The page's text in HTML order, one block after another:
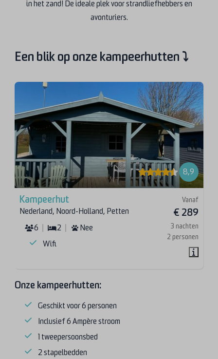
in het zand! De ideale plek voor strandliefhebbers en
avonturiers.
Een blik op onze kampeerhutten ⤵
8,9
Vanaf
€ 289
3 nachten
2 personen
Kampeerhut
Nederland, Noord-Holland, Petten
6
2
Nee
Wifi
Onze kampeerhutten:
Geschikt voor 6 personen
Inclusief 6 Ampère stroom
1 tweepersoonsbed
2 stapelbedden